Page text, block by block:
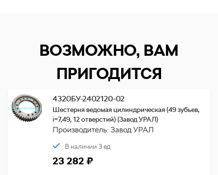
ВОЗМОЖНО, ВАМ
ПРИГОДИТСЯ
4320БУ-2402120-02
Шестерня ведомая цилиндрическая (49 зубьев,
i=7,49, 12 отверстий) (Завод УРАЛ)
Производитель: Завод УРАЛ
В наличии 3 ед
23 282 ₽